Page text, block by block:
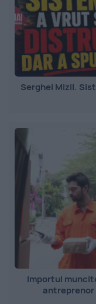
Serghei Mizil.
Importul